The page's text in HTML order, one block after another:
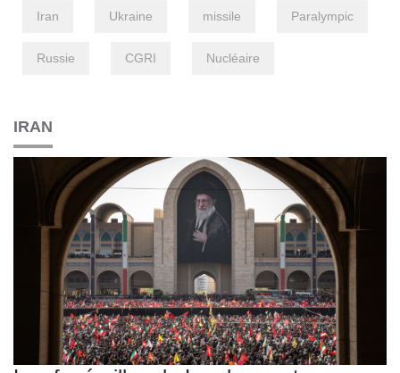
Iran Ukraine missile Paralympic
Russie CGRI Nucléaire
IRAN